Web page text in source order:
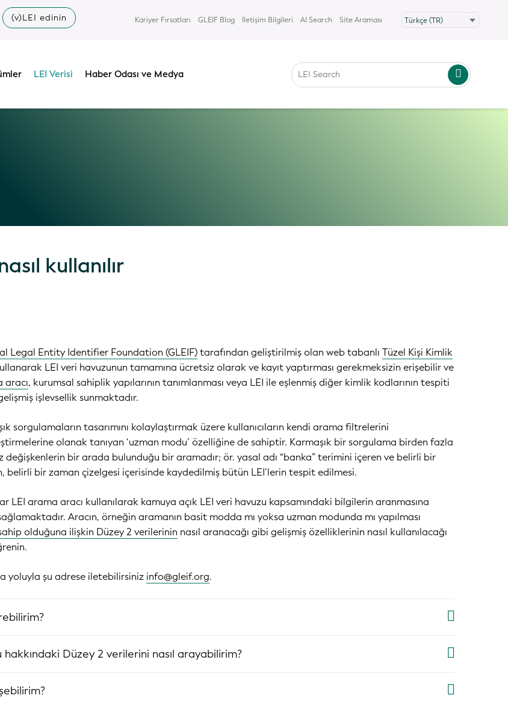
(v)LEI edinin Kariyer Fırsatları GLEIF Blog İletişim Bilgileri AI Search Site Araması
LEI Verisi Haber Odası ve Medya
kullanılır
Legal Entity Identifier Foundation (GLEIF)tarafından geliştirilmiş olan web tabanlıTüzel Kişi Kimlik
LEI veri havuzunun tamamına ücretsiz olarak ve kayıt yaptırması gerekmeksizin erişebilir ve
aracı, kurumsal sahiplik yapılarının tanımlanması veya LEI ile eşlenmiş diğer kimlik kodlarının tespiti
işlevsellik sunmaktadır.
sorgulamaların tasarımını kolaylaştırmak üzere kullanıcıların kendi arama filtrelerini
olanak tanıyan ‘uzman modu’ özelliğine de sahiptir. Karmaşık bir sorgulama birden fazla
değişkenlerin bir arada bulunduğu bir aramadır; ör. yasal adı “banka” terimini içeren ve belirli bir
belirli bir zaman çizelgesi içerisinde kaydedilmiş bütün LEI’lerin tespit edilmesi.
LEI arama aracı kullanılarak kamuya açık LEI veri havuzu kapsamındaki bilgilerin aranmasına
Aracın, örneğin aramanın basit modda mı yoksa uzman modunda mı yapılması
olduğuna ilişkin Düzey 2 verilerinin nasıl aranacağı gibi gelişmiş özelliklerinin nasıl kullanılacağı
yoluyla şu adrese iletebilirsiniz info@gleif.org.
Düzey 2 verilerini nasıl arayabilirim?